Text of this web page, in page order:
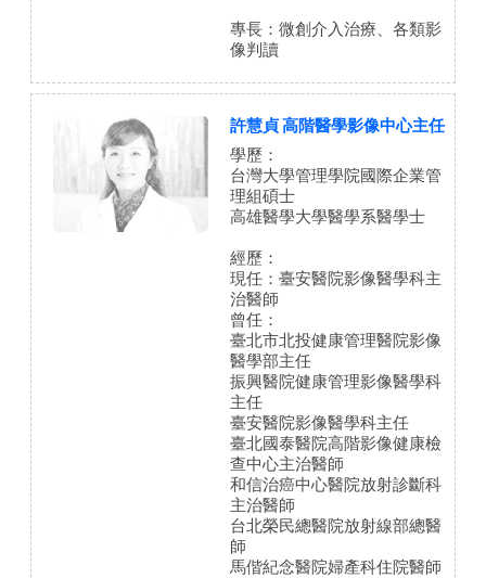
專長：微創介入治療、各類影
像判讀
許慧貞 高階醫學影像中心主任
學歷：
台灣大學管理學院國際企業管
理組碩士
高雄醫學大學醫學系醫學士
經歷：
現任：臺安醫院影像醫學科主
治醫師
曾任：
臺北市北投健康管理醫院影像
醫學部主任
振興醫院健康管理影像醫學科
主任
臺安醫院影像醫學科主任
臺北國泰醫院高階影像健康檢
查中心主治醫師
和信治癌中心醫院放射診斷科
主治醫師
台北榮民總醫院放射線部總醫
師
馬偕紀念醫院婦產科住院醫師